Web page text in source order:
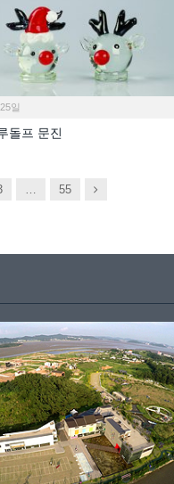
일
돌프 문진
… 55 Next